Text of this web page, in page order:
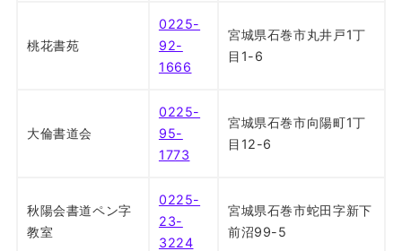
桃花書苑
0225-
92-
1666
宮城県石巻市丸井戸1丁
目1-6
大倫書道会
0225-
95-
1773
宮城県石巻市向陽町1丁
目12-6
秋陽会書道ペン字
教室
0225-
23-
3224
宮城県石巻市蛇田字新下
前沼99-5